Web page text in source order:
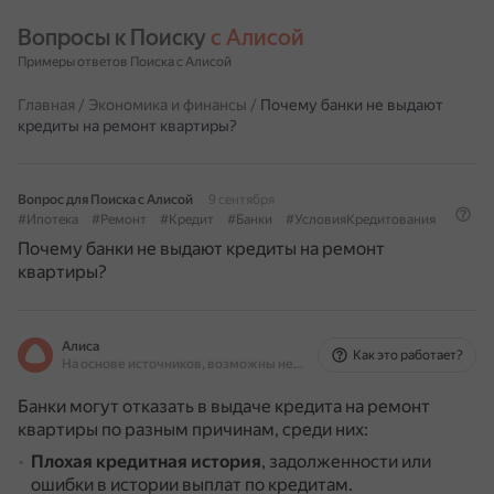
Вопросы к Поиску с Алисой
Примеры ответов Поиска с Алисой
Главная / Экономика и финансы / Почему банки не выдают
кредиты на ремонт квартиры?
Вопрос для Поиска с Алисой
9 сентября
#Ипотека
#Ремонт #Кредит #Банки #УсловияКредитования
Почему банки не выдают кредиты на ремонт
квартиры?
Алиса
На основе источников, возможны неточности
Как это работает?
Банки могут отказать в выдаче кредита на ремонт
квартиры по разным причинам, среди них:
Плохая кредитная история, задолженности или
ошибки в истории выплат по кредитам.